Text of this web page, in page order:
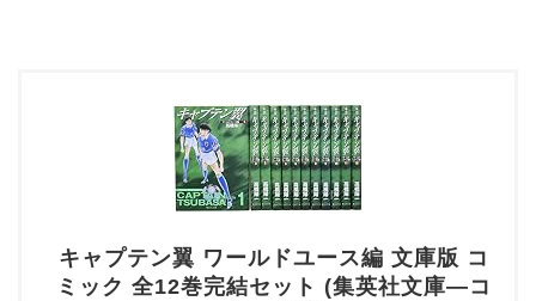
キャプテン翼 ワールドユース編 文庫版 コ
ミック 全12巻完結セット (集英社文庫―コ